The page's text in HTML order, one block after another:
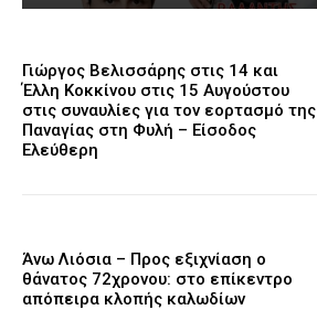
Γιώργος Βελισσάρης στις 14 και
Έλλη Κοκκίνου στις 15 Αυγούστου
στις συναυλίες για τον εορτασμό της
Παναγίας στη Φυλή – Είσοδος
Ελεύθερη
Άνω Λιόσια – Προς εξιχνίαση ο
θάνατος 72χρονου: στο επίκεντρο
απόπειρα κλοπής καλωδίων